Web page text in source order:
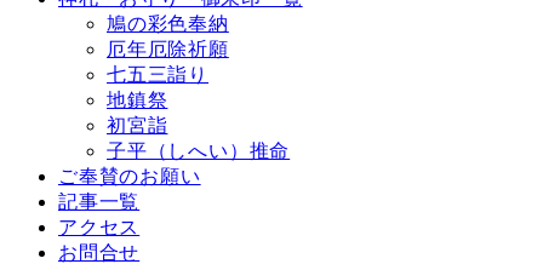
鳩の彩色奉納
厄年厄除祈願
七五三詣り
地鎮祭
初宮詣
子平（しへい）推命
ご奉賛のお願い
記事一覧
アクセス
お問合せ